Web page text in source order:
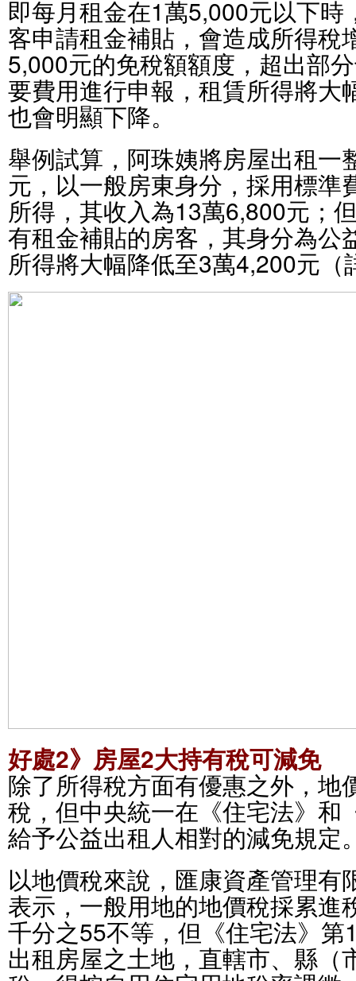
即每月租金在1萬5,000元以下時
客申請租金補貼，會造成所得稅
5,000元的免稅額額度，超出部
要費用進行申報，租賃所得將大
也會明顯下降。
舉例試算，阿珠姨將房屋出租一
元，以一般房東身分，採用標準
所得，其收入為13萬6,800元；
有租金補貼的房客，其身分為公
所得將大幅降低至3萬4,200元（
好處2》房屋2大持有稅可減免
除了所得稅方面有優惠之外，地
稅，但中央統一在《住宅法》和
給予公益出租人相對的減免規定
以地價稅來說，匯康資產管理有
表示，一般用地的地價稅採累進
千分之55不等，但《住宅法》
出租房屋之土地，直轄市、縣（